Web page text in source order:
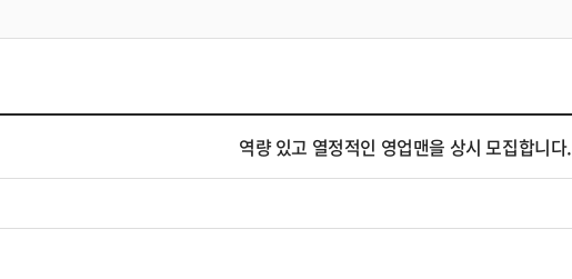
역량 있고 열정적인 영업맨을 상시 모집합니다.